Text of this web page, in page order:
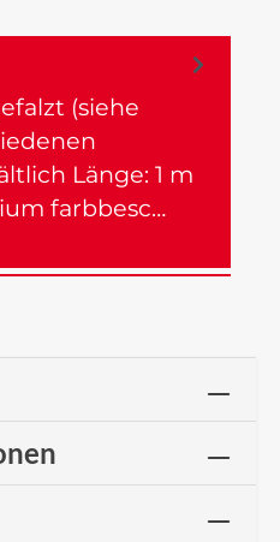
(siehe
Länge: 1 m
farbbesc…